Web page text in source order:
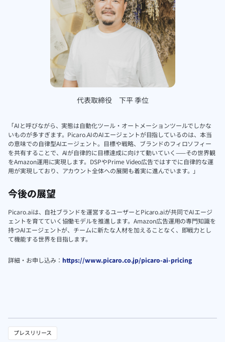
代表取締役 下平 季位
「AIと呼びながら、実態は自動化ツール・オートメーションツールでしかな
いものが多すぎます。Picaro.AIのAIエージェントが目指しているのは、本当
の意味での自律型AIエージェント。目標や戦略、ブランドのフィロソフィー
を共有することで、AIが自律的に目標達成に向けて動いていく——その世界観
をAmazon運用に実現します。DSPやPrime Video広告ではすでに自律的な運
用が実現しており、アカウント全体への展開も着実に進んでいます。」
今後の展望
Picaro.aiは、自社ブランドを運営するユーザーとPicaro.aiが共同でAIエージ
ェントを育てていく協働モデルを推進します。Amazon広告運用の専門知識を
持つAIエージェントが、チームに新たな人材を加えることなく、即戦力とし
て機能する世界を目指します。
詳細・お申し込み： https://www.picaro.co.jp/picaro-ai-pricing
プレスリリース